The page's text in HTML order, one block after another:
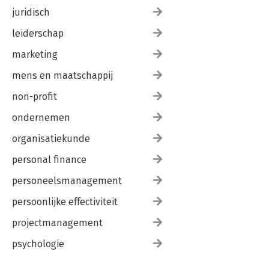
juridisch
leiderschap
marketing
mens en maatschappij
non-profit
ondernemen
organisatiekunde
personal finance
personeelsmanagement
persoonlijke effectiviteit
projectmanagement
psychologie